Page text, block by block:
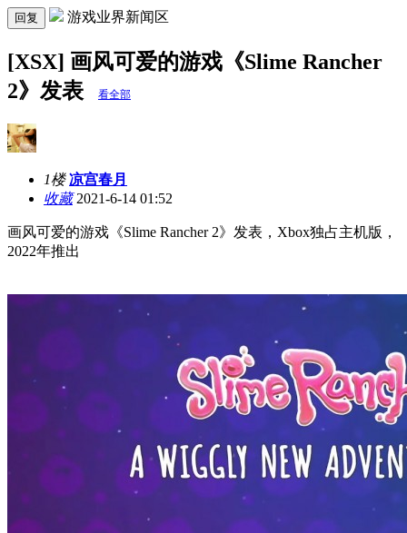
回复 游戏业界新闻区
[XSX] 画风可爱的游戏《Slime Rancher
2》发表
看全部
1楼 凉宫春月
收藏2021-6-14 01:52
画风可爱的游戏《Slime Rancher 2》发表，Xbox独占主机版，
2022年推出